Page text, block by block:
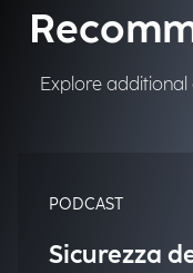
Explore
PODCAST
Sicurezza